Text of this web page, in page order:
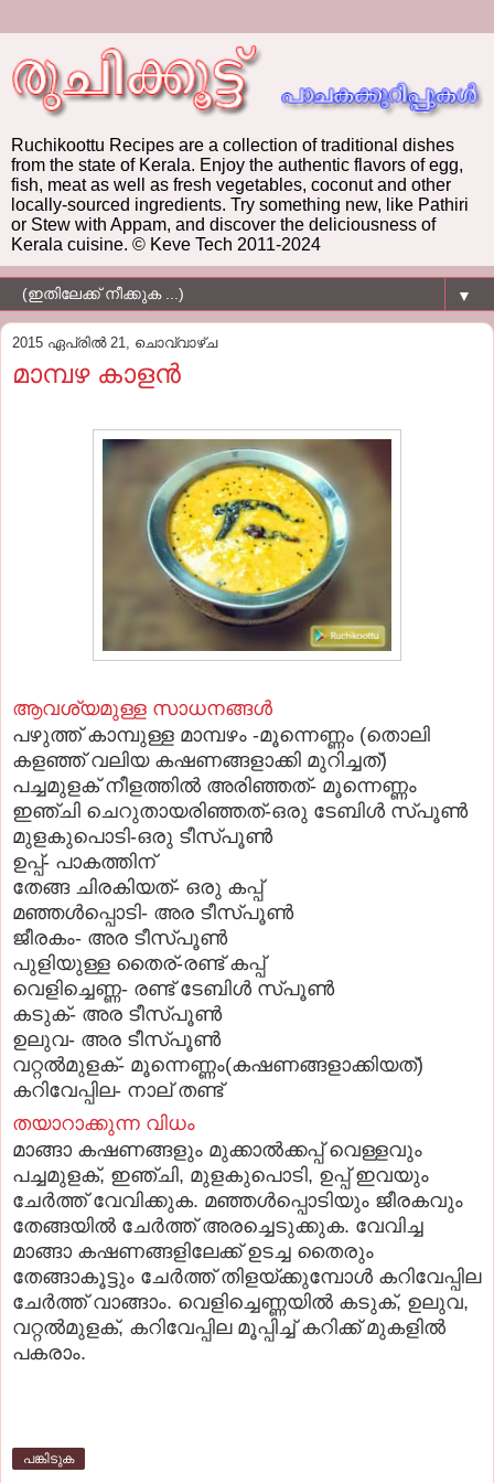
Ruchikoottu Recipes are a collection of traditional dishes
from the state of Kerala. Enjoy the authentic flavors of egg,
fish, meat as well as fresh vegetables, coconut and other
locally-sourced ingredients. Try something new, like Pathiri
or Stew with Appam, and discover the deliciousness of
Kerala cuisine. © Keve Tech 2011-2024
▼
2015 ഏപ്രിൽ 21, ചൊവ്വാഴ്ച
മാമ്പഴ കാളന്‍
ആവശ്യമുള്ള സാധനങ്ങള്‍
പഴുത്ത്‌ കാമ്പുള്ള മാമ്പഴം -മൂന്നെണ്ണം (തൊലി
കളഞ്ഞ്‌ വലിയ കഷണങ്ങളാക്കി മുറിച്ചത്‌)
പച്ചമുളക്‌ നീളത്തില്‍ അരിഞ്ഞത്‌- മൂന്നെണ്ണം
ഇഞ്ചി ചെറുതായരിഞ്ഞത്‌-ഒരു ടേബിള്‍ സ്‌പൂണ്‍
മുളകുപൊടി-ഒരു ടീസ്‌പൂണ്‍
ഉപ്പ്‌- പാകത്തിന്‌
തേങ്ങ ചിരകിയത്‌- ഒരു കപ്പ്‌
മഞ്ഞള്‍പ്പൊടി- അര ടീസ്‌പൂണ്‍
ജീരകം- അര ടീസ്‌പൂണ്‍
പുളിയുള്ള തൈര്‌-രണ്ട്‌ കപ്പ്‌
വെളിച്ചെണ്ണ- രണ്ട്‌ ടേബിള്‍ സ്‌പൂണ്‍
കടുക്‌- അര ടീസ്‌പൂണ്‍
ഉലുവ- അര ടീസ്‌പൂണ്‍
വറ്റല്‍മുളക്‌- മൂന്നെണ്ണം(കഷണങ്ങളാക്കിയത്‌)
കറിവേപ്പില- നാല്‌ തണ്ട്‌
തയാറാക്കുന്ന വിധം
മാങ്ങാ കഷണങ്ങളും മുക്കാല്‍ക്കപ്പ്‌ വെള്ളവും
പച്ചമുളക്‌, ഇഞ്ചി, മുളകുപൊടി, ഉപ്പ്‌ ഇവയും
ചേര്‍ത്ത്‌ വേവിക്കുക. മഞ്ഞള്‍പ്പൊടിയും ജീരകവും
തേങ്ങയില്‍ ചേര്‍ത്ത്‌ അരച്ചെടുക്കുക. വേവിച്ച
മാങ്ങാ കഷണങ്ങളിലേക്ക്‌ ഉടച്ച തൈരും
തേങ്ങാകൂട്ടും ചേര്‍ത്ത്‌ തിളയ്‌ക്കുമ്പോള്‍ കറിവേപ്പില
ചേര്‍ത്ത്‌ വാങ്ങാം. വെളിച്ചെണ്ണയില്‍ കടുക്‌, ഉലുവ,
വറ്റല്‍മുളക്‌, കറിവേപ്പില മൂപ്പിച്ച്‌ കറിക്ക്‌ മുകളില്‍
പകരാം.
പങ്കിടുക